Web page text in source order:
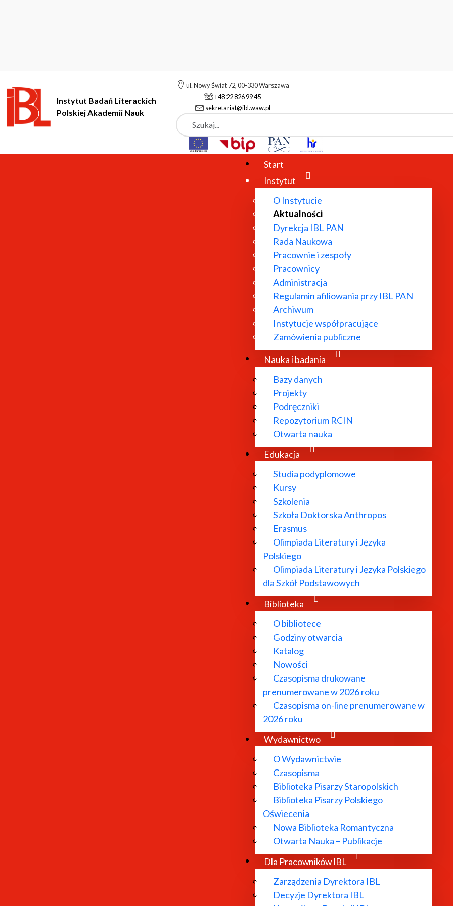
Instytut Badań Literackich
Polskiej Akademii Nauk
ul. Nowy Świat 72, 00-330 Warszawa
+48 22 826 99 45
sekretariat@ibl.waw.pl
Szukaj
Start
Instytut
O Instytucie
Aktualności
Dyrekcja IBL PAN
Rada Naukowa
Pracownie i zespoły
Pracownicy
Administracja
Regulamin afiliowania przy IBL PAN
Archiwum
Instytucje współpracujące
Zamówienia publiczne
Nauka i badania
Bazy danych
Projekty
Podręczniki
Repozytorium RCIN
Otwarta nauka
Edukacja
Studia podyplomowe
Kursy
Szkolenia
Szkoła Doktorska Anthropos
Erasmus
Olimpiada Literatury i Języka
Polskiego
Olimpiada Literatury i Języka Polskiego
dla Szkół Podstawowych
Biblioteka
O bibliotece
Godziny otwarcia
Katalog
Nowości
Czasopisma drukowane
prenumerowane w 2026 roku
Czasopisma on-line prenumerowane w
2026 roku
Wydawnictwo
O Wydawnictwie
Czasopisma
Biblioteka Pisarzy Staropolskich
Biblioteka Pisarzy Polskiego
Oświecenia
Nowa Biblioteka Romantyczna
Otwarta Nauka – Publikacje
Dla Pracowników IBL
Zarządzenia Dyrektora IBL
Decyzje Dyrektora IBL
Instytut Badań Literackich Polskiej Akademii Nauk Instytut
MIASTO ZRÓWNOWAŻONE. OTWARTY PANEL DYSKUSYJNY Z CYKLU
24 czerwca 2025 w Sali Lustrzanej w Pałacu Staszica o godz. 16 .00odbędzie się otwarty panel dyskusyjny z
Kulturoznawca, skandynawista, badacz kultury miejskiej i urbanomarginaliów, prof. UW;
Architekt krajobrazu w Katedrze Architektury Krajobrazu w Szkole Głównej Gospodarstwa Wiejskiego w
Adiunkt na Wydziale Filozofii i Nauk Społecznych IF UMK w Toruniu, specjalizuje się w etyce praktycznej;
Profesor na Wydziale Architektury Politechniki Warszawskiej, autorka programów dydaktycznych oraz
Transmisja online na YouTube będzie dostępna na kanale Humanistyki Architektonicznej, link:https://
Cykl spotkań „Humanistyka architektoniczna” organizowany jest w ramach grantu „Humanistyka